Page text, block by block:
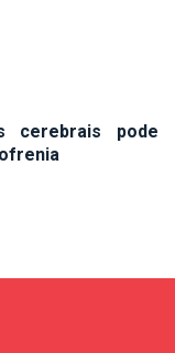
cerebrais pode